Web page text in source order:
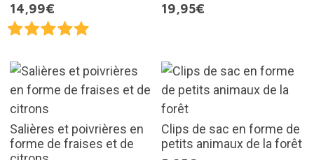
14,99€
19,95€
Salières et poivrières en
forme de fraises et de
Clips de sac en forme de
petits animaux de la forêt